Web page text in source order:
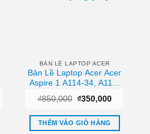
BẢN LỀ LAPTOP ACER
Bản Lề Laptop Acer Acer
Aspire 1 A114-34, A114-
Tâm Sửa Chữa Lấy Ngay
Tphcm
₫850,000 Giá
là:
₫850,000.
₫350,000Giá
tại
₫350,000.
THÊM VÀO GIỎ HÀNG